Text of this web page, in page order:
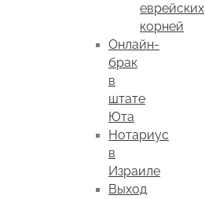
еврейских
корней
Онлайн-
брак
в
штате
Юта
Нотариус
в
Израиле
Выход